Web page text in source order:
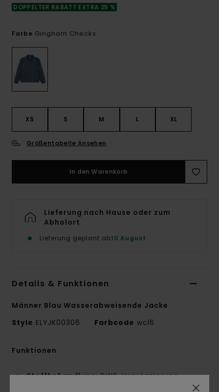
DOPPELTER RABATT EXTRA 25 %
Farbe Gingham Checks
XS S M L XL
Größentabelle Ansehen
In den Warenkorb
Lieferung nach Hause oder zum
Abholort
Lieferung geplant ab10 August
Details & Funktionen
Männer Blau Wasserabweisende Jacke
Style ELYJK00306 Farbcode wcl6
Funktionen
Stoffbehandlung:DWR-Imprägnierung